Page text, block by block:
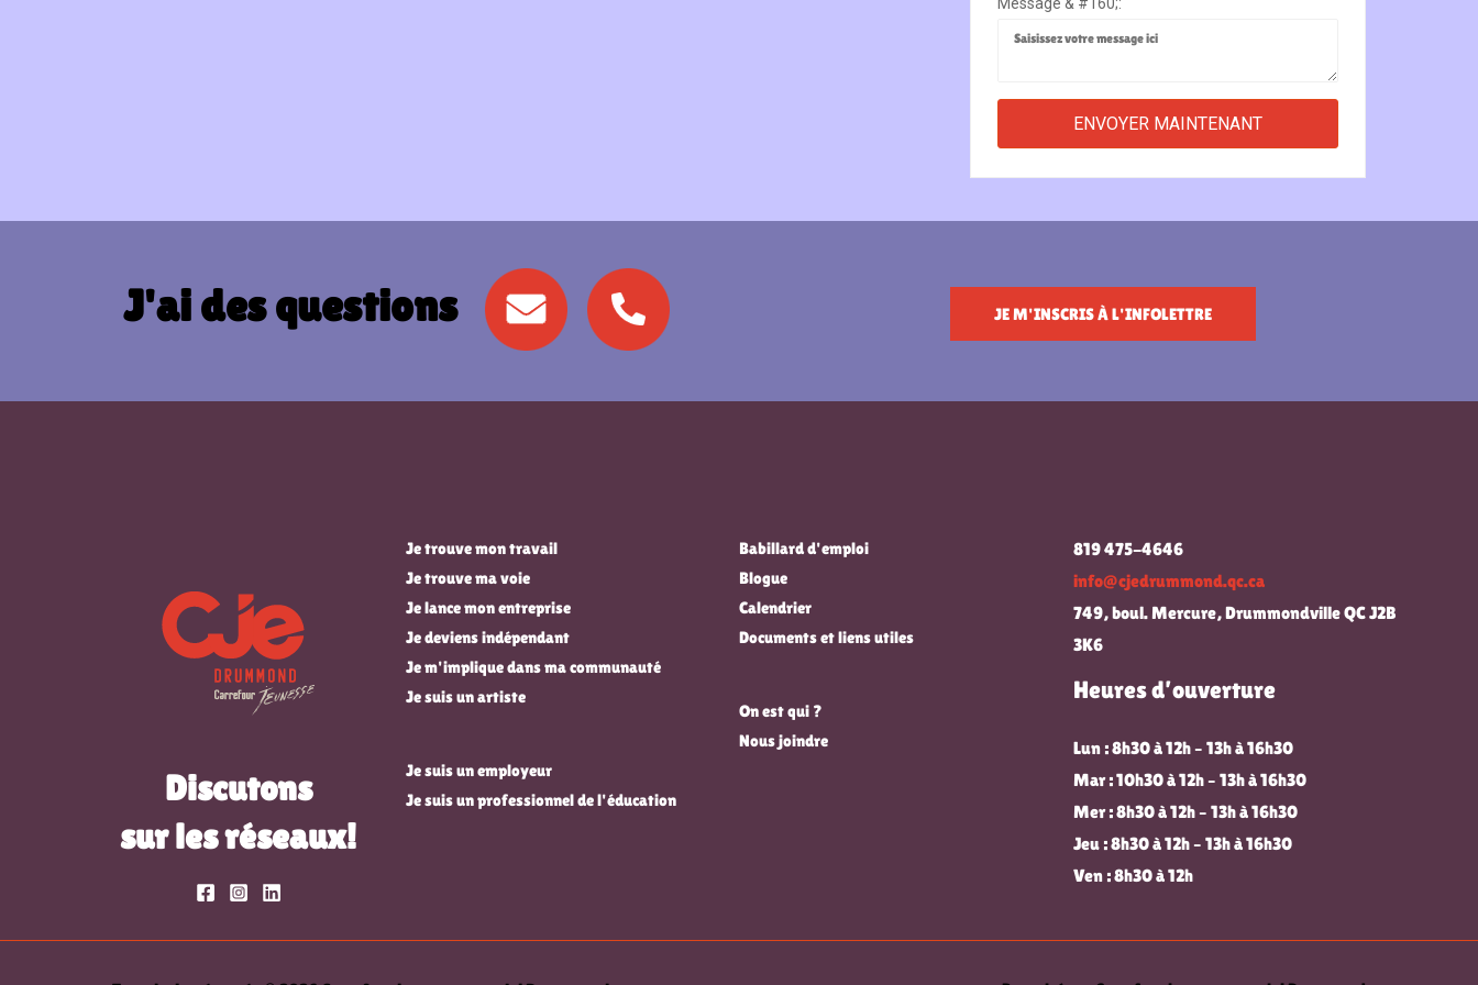
J'ai des questions JE M'INSCRIS À L'INFOLETTRE
Discutons
sur les réseaux!
Je trouve mon travail
Je trouve ma voie
Je lance mon entreprise
Je deviens indépendant
Je m'implique dans ma communauté
Je suis un artiste
Je suis un employeur
Je suis un professionnel de l'éducation
Babillard d'emploi
Blogue
Calendrier
Documents et liens utiles
On est qui ?
Nous joindre
819 475-4646
info@cjedrummond.qc.ca
749, boul. Mercure, Drummondville QC J2B
3K6
Heures d’ouverture
Lun : 8h30 à 12h – 13h à 16h30
Mar : 10h30 à 12h – 13h à 16h30
Mer : 8h30 à 12h – 13h à 16h30
Jeu : 8h30 à 12h – 13h à 16h30
Ven : 8h30 à 12h